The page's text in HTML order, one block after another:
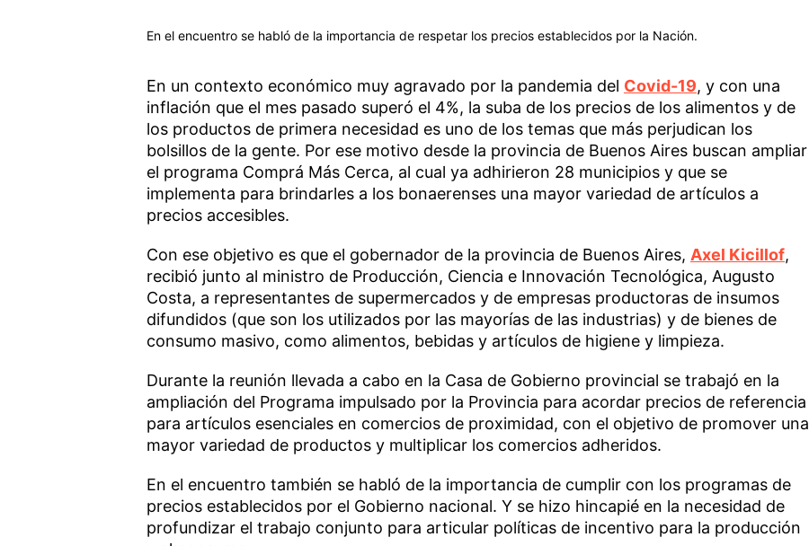
En el encuentro se habló de la importancia de respetar los precios establecidos por la Nación.
En un contexto económico muy agravado por la pandemia del Covid-19, y con una
inflación que el mes pasado superó el 4%, la suba de los precios de los alimentos y de
los productos de primera necesidad es uno de los temas que más perjudican los
bolsillos de la gente. Por ese motivo desde la provincia de Buenos Aires buscan ampliar
el programa Comprá Más Cerca, al cual ya adhirieron 28 municipios y que se
implementa para brindarles a los bonaerenses una mayor variedad de artículos a
precios accesibles.
Con ese objetivo es que el gobernador de la provincia de Buenos Aires, Axel Kicillof,
recibió junto al ministro de Producción, Ciencia e Innovación Tecnológica, Augusto
Costa, a representantes de supermercados y de empresas productoras de insumos
difundidos (que son los utilizados por las mayorías de las industrias) y de bienes de
consumo masivo, como alimentos, bebidas y artículos de higiene y limpieza.
Durante la reunión llevada a cabo en la Casa de Gobierno provincial se trabajó en la
ampliación del Programa impulsado por la Provincia para acordar precios de referencia
para artículos esenciales en comercios de proximidad, con el objetivo de promover una
mayor variedad de productos y multiplicar los comercios adheridos.
En el encuentro también se habló de la importancia de cumplir con los programas de
precios establecidos por el Gobierno nacional. Y se hizo hincapié en la necesidad de
profundizar el trabajo conjunto para articular políticas de incentivo para la producción